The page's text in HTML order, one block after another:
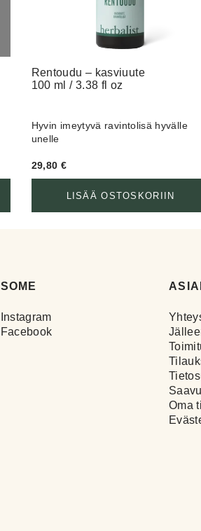
Rentoudu – kasviuute
100 ml / 3.38 fl oz
Hyvin imeytyvä ravintolisä hyvälle
unelle
29,80 €
LISÄÄ OSTOSKORIIN
SOME
Instagram
Facebook
Oma